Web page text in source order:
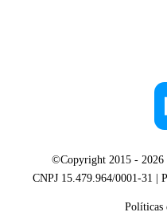
©Copyright 2015 - 2026
CNPJ 15.479.964/0001-31 |
Políticas